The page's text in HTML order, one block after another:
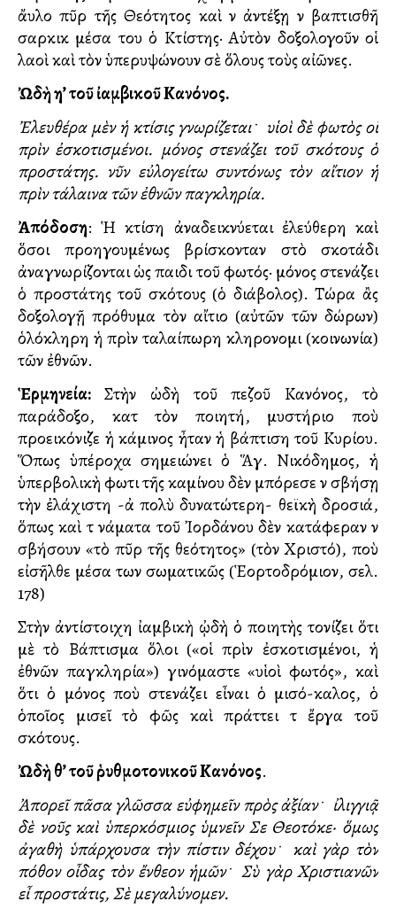
ἄυλο πῦρ τῆς Θεότητος καὶ νὰ ἀντέξῃ νὰ βαπτισθῆ
σαρκικὰ μέσα του ὁ Κτίστης· Αὐτὸν δοξολογοῦν οἱ
λαοὶ καὶ τὸν ὑπερυψώνουν σὲ ὅλους τοὺς αἰῶνες.
Ὠδὴ η’ τοῦ ἰαμβικοῦ Κανόνος.
Ἐλευθέρα μὲν ἡ κτίσις γνωρίζεται﮲ υἱοὶ δὲ φωτὸς οἱ
πρὶν ἐσκοτισμένοι. μόνος στενάζει τοῦ σκότους ὁ
προστάτης. νῦν εὐλογείτω συντόνως τὸν αἴτιον ἡ
πρὶν τάλαινα τῶν ἐθνῶν παγκληρία.
Ἀπόδοση: Ἡ κτίση ἀναδεικνύεται ἐλεύθερη καὶ
ὅσοι προηγουμένως βρίσκονταν στὸ σκοτάδι
ἀναγνωρίζονται ὡς παιδιὰ τοῦ φωτός· μόνος στενάζει
ὁ προστάτης τοῦ σκότους (ὁ διάβολος). Τώρα ἂς
δοξολογῇ πρόθυμα τὸν αἴτιο (αὐτῶν τῶν δώρων)
ὁλόκληρη ἡ πρὶν ταλαίπωρη κληρονομιὰ (κοινωνία)
τῶν ἐθνῶν.
Ἑρμηνεία: Στὴν ὠδὴ τοῦ πεζοῦ Κανόνος, τὸ
παράδοξο, κατὰ τὸν ποιητή, μυστήριο ποὺ
προεικόνιζε ἡ κάμινος ἦταν ἡ βάπτιση τοῦ Κυρίου.
Ὅπως ὑπέροχα σημειώνει ὁ Ἅγ. Νικόδημος, ἡ
ὑπερβολικὴ φωτιὰ τῆς καμίνου δὲν μπόρεσε νὰ σβήσῃ
τὴν ἐλάχιστη -ἀλλὰ πολὺ δυνατώτερη- θεϊκὴ δροσιά,
ὅπως καὶ τὰ νάματα τοῦ Ἰορδάνου δὲν κατάφεραν νὰ
σβήσουν «τὸ πῦρ τῆς θεότητος» (τὸν Χριστό), ποὺ
εἰσῆλθε μέσα των σωματικῶς (Ἑορτοδρόμιον, σελ.
178)
Στὴν ἀντίστοιχη ἰαμβικὴ ᾠδὴ ὁ ποιητὴς τονίζει ὅτι
μὲ τὸ Βάπτισμα ὅλοι («οἱ πρὶν ἐσκοτισμένοι, ἡ
ἐθνῶν παγκληρία») γινόμαστε «υἱοὶ φωτός», καὶ
ὅτι ὁ μόνος ποὺ στενάζει εἶναι ὁ μισό-καλος, ὁ
ὁποῖος μισεῖ τὸ φῶς καὶ πράττει τὰ ἔργα τοῦ
σκότους.
Ὠδὴ θ’ τοῦ ῥυθμοτονικοῦ Κανόνος.
Ἀπορεῖ πᾶσα γλῶσσα εὐφημεῖν πρὸς ἀξίαν﮲ ἰλιγγιᾷ
δὲ νοῦς καὶ ὑπερκόσμιος ὑμνεῖν Σε Θεοτόκε· ὅμως
ἀγαθὴ ὑπάρχουσα τὴν πίστιν δέχου﮲ καὶ γὰρ τὸν
πόθον οἶδας τὸν ἔνθεον ἡμῶν﮲ Σὺ γὰρ Χριστιανῶν
εἶ προστάτις, Σὲ μεγαλύνομεν.